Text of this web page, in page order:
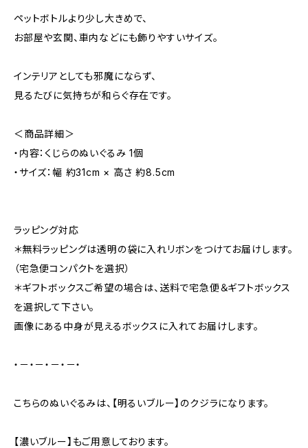
ペットボトルより少し大きめで、
お部屋や玄関、車内などにも飾りやすいサイズ。
インテリアとしても邪魔にならず、
見るたびに気持ちが和らぐ存在です。
＜商品詳細＞
・内容：くじらのぬいぐるみ 1個
・サイズ：幅 約31cm × 高さ 約8.5cm
ラッピング対応
＊無料ラッピングは透明の袋に入れリボンをつけてお届けします。
（宅急便コンパクトを選択）
＊ギフトボックスご希望の場合は、送料で宅急便＆ギフトボックス
を選択して下さい。
画像にある中身が見えるボックスに入れてお届けします。
・－・－・－・－・
こちらのぬいぐるみは、【明るいブルー】のクジラになります。
【濃いブルー】もご用意しております。